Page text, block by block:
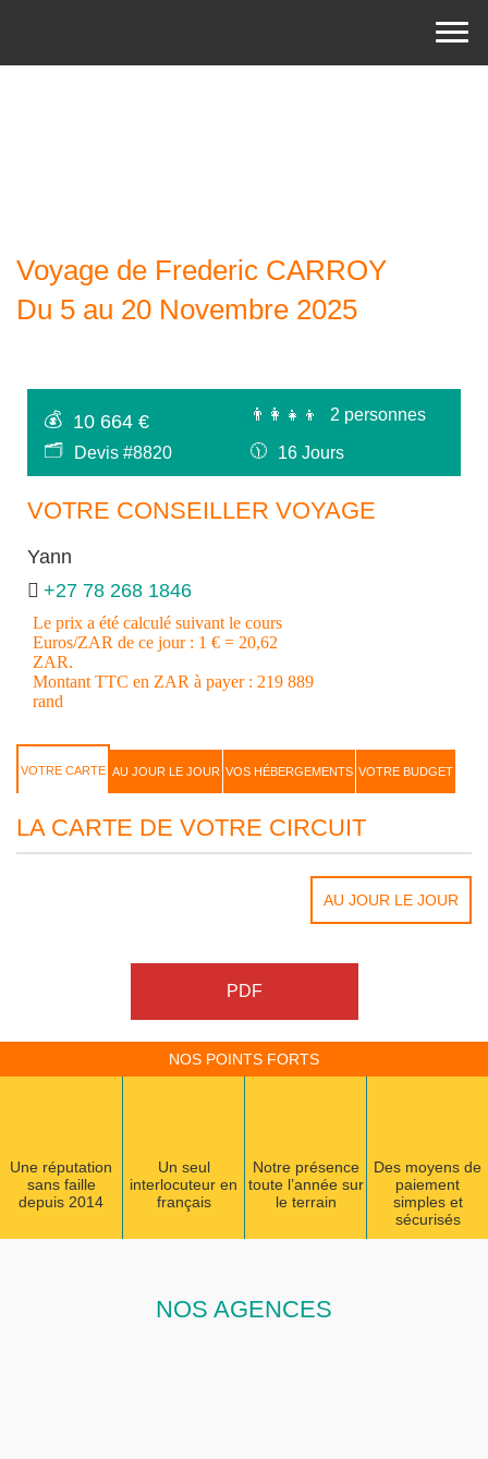
Voyage de Frederic CARROY
Du 5 au 20 Novembre 2025
💰 10 664 € 👨‍👩‍👧‍👦
2 personnes
🗂
Devis #8820 🕦 16 Jours
VOTRE CONSEILLER VOYAGE
Yann
+27 78 268 1846
Le prix a été calculé suivant le cours
Euros/ZAR de ce jour : 1 € = 20,62
ZAR.
Montant TTC en ZAR à payer : 219 889
rand
VOTRE CARTE AU JOUR LE JOUR VOS HÉBERGEMENTS VOTRE BUDGET
LA CARTE DE VOTRE CIRCUIT
AU JOUR LE JOUR
PDF
NOS POINTS FORTS
Une réputation
sans faille
depuis 2014
Un seul
interlocuteur en
français
Notre présence
toute l’année sur
le terrain
Des moyens de
paiement
simples et
sécurisés
NOS AGENCES